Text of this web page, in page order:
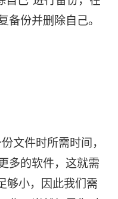
备份并删除自己。
文件时所需时间，
多的软件，这就需
够小，因此我们需